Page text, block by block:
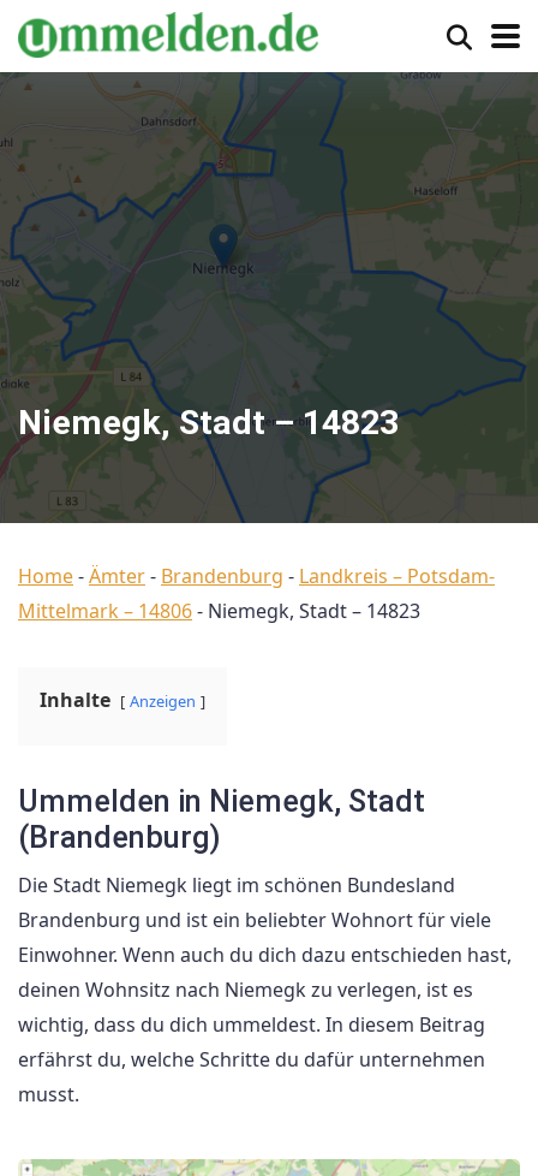
Niemegk, Stadt – 14823
Home-Ämter- Brandenburg - Landkreis – Potsdam-
Mittelmark – 14806- Niemegk, Stadt – 14823
Inhalte Anzeigen
Ummelden in Niemegk, Stadt
(Brandenburg)
Die Stadt Niemegk liegt im schönen Bundesland
Brandenburg und ist ein beliebter Wohnort für viele
Einwohner. Wenn auch du dich dazu entschieden hast,
deinen Wohnsitz nach Niemegk zu verlegen, ist es
wichtig, dass du dich ummeldest. In diesem Beitrag
erfährst du, welche Schritte du dafür unternehmen
musst.